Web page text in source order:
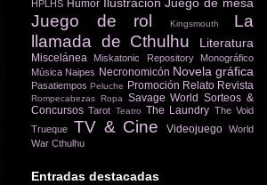
HPLHS Humor
Juego de rol Kingsmouth
La
llamada de Cthulhu
Literatura
Miscelánea Miskatonic Repository
Monográfico
Música Naipes Necronomicón Novela gráfica
Pasatiempos Peluche Promoción Relato Revista
Rompecabezas Ropa Savage World Sorteos &
Concursos Tarot Teatro The Laundry The Void
Trueque TV & Cine Videojuego World
War Cthulhu
Entradas destacadas